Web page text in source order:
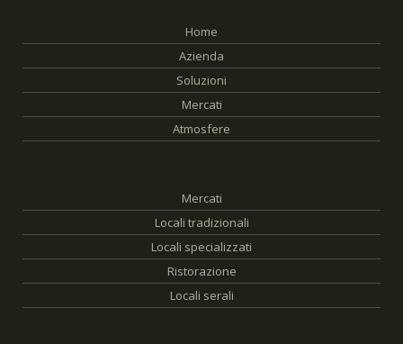
Home
Azienda
Soluzioni
Mercati
Atmosfere
Mercati
Locali tradizionali
Locali specializzati
Ristorazione
Locali serali